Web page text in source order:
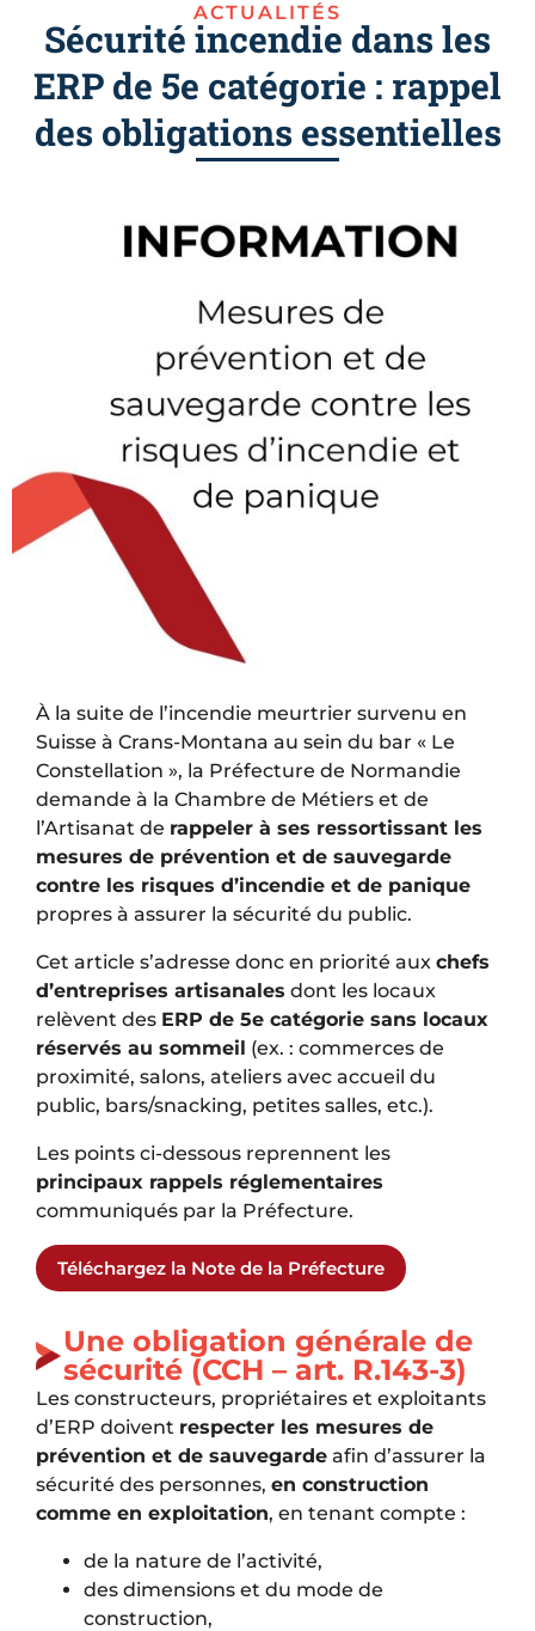
ACTUALITÉS
Sécurité incendie dans les
ERP de 5e catégorie : rappel
des obligations essentielles
À la suite de l’incendie meurtrier survenu en
Suisse à Crans-Montana au sein du bar « Le
Constellation », la Préfecture de Normandie
demande à la Chambre de Métiers et de
l’Artisanat de rappeler à ses ressortissant les
mesures de prévention et de sauvegarde
contre les risques d’incendie et de panique
propres à assurer la sécurité du public.
Cet article s’adresse donc en priorité aux chefs
d’entreprises artisanales dont les locaux
relèvent des ERP de 5e catégorie sans locaux
réservés au sommeil (ex. : commerces de
proximité, salons, ateliers avec accueil du
public, bars/snacking, petites salles, etc.).
Les points ci-dessous reprennent les
principaux rappels réglementaires
communiqués par la Préfecture.
Téléchargez la Note de la Préfecture
Une obligation générale de
sécurité (CCH – art. R.143-3)
Les constructeurs, propriétaires et exploitants
d’ERP doivent respecter les mesures de
prévention et de sauvegarde afin d’assurer la
sécurité des personnes, en construction
comme en exploitation, en tenant compte :
de la nature de l’activité,
des dimensions et du mode de
construction,